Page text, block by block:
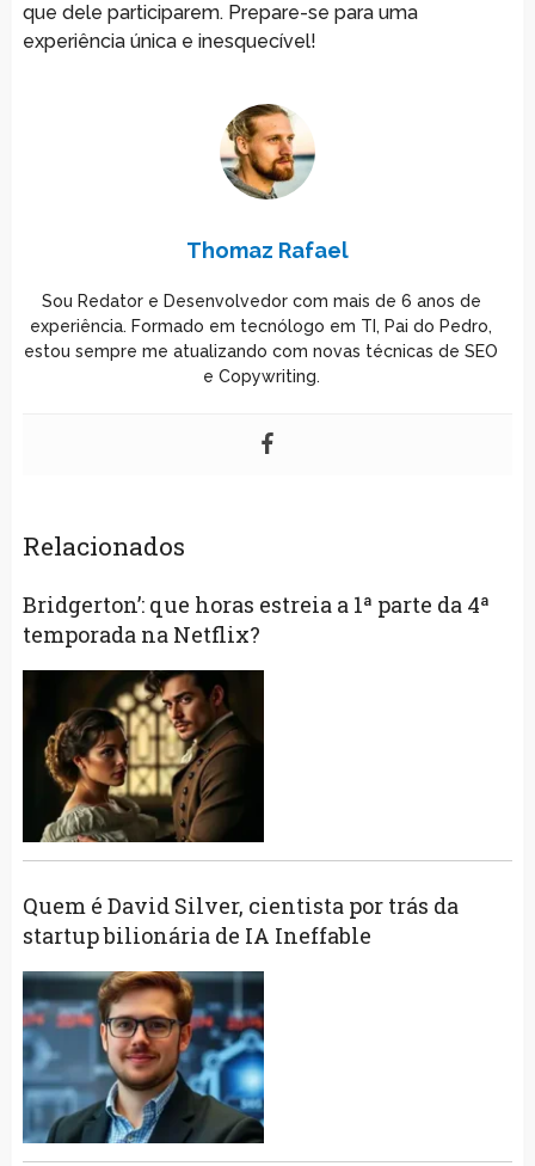
que dele participarem. Prepare-se para uma
experiência única e inesquecível!
Thomaz Rafael
Sou Redator e Desenvolvedor com mais de 6 anos de
experiência. Formado em tecnólogo em TI, Pai do Pedro,
estou sempre me atualizando com novas técnicas de SEO
e Copywriting.
Relacionados
Bridgerton’: que horas estreia a 1ª parte da 4ª
temporada na Netflix?
Quem é David Silver, cientista por trás da
startup bilionária de IA Ineffable